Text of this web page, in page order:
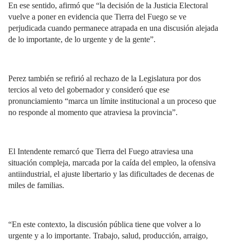
En ese sentido, afirmó que “la decisión de la Justicia Electoral
vuelve a poner en evidencia que Tierra del Fuego se ve
perjudicada cuando permanece atrapada en una discusión alejada
de lo importante, de lo urgente y de la gente”.
Perez también se refirió al rechazo de la Legislatura por dos
tercios al veto del gobernador y consideró que ese
pronunciamiento “marca un límite institucional a un proceso que
no responde al momento que atraviesa la provincia”.
El Intendente remarcó que Tierra del Fuego atraviesa una
situación compleja, marcada por la caída del empleo, la ofensiva
antiindustrial, el ajuste libertario y las dificultades de decenas de
miles de familias.
“En este contexto, la discusión pública tiene que volver a lo
urgente y a lo importante. Trabajo, salud, producción, arraigo,